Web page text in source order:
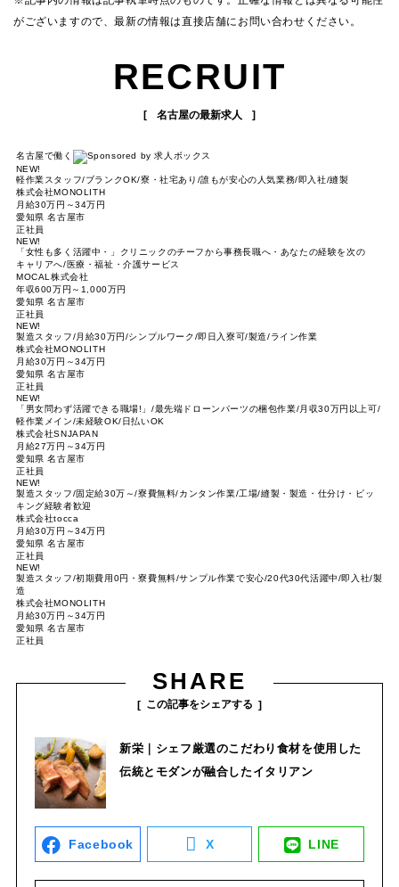
がございますので、最新の情報は直接店舗にお問い合わせください。
RECRUIT
名古屋の最新求人
名古屋で働く
NEW!
軽作業スタッフ/ブランクOK/寮・社宅あり/誰もが安心の人気業務/即入社/縫製
株式会社MONOLITH
月給30万円～34万円
愛知県 名古屋市
正社員
NEW!
「女性も多く活躍中・」クリニックのチーフから事務長職へ・あなたの経験を次の
キャリアへ/医療・福祉・介護サービス
MOCAL株式会社
年収600万円～1,000万円
愛知県 名古屋市
正社員
NEW!
製造スタッフ/月給30万円/シンプルワーク/即日入寮可/製造/ライン作業
株式会社MONOLITH
月給30万円～34万円
愛知県 名古屋市
正社員
NEW!
「男女問わず活躍できる職場!」/最先端ドローンパーツの梱包作業/月収30万円以上可/
軽作業メイン/未経験OK/日払いOK
株式会社SNJAPAN
月給27万円～34万円
愛知県 名古屋市
正社員
NEW!
製造スタッフ/固定給30万～/寮費無料/カンタン作業/工場/縫製・製造・仕分け・ピッ
キング経験者歓迎
株式会社tocca
月給30万円～34万円
愛知県 名古屋市
正社員
NEW!
製造スタッフ/初期費用0円・寮費無料/サンプル作業で安心/20代30代活躍中/即入社/製
造
株式会社MONOLITH
月給30万円～34万円
愛知県 名古屋市
正社員
SHARE
この記事をシェアする
新栄｜シェフ厳選のこだわり食材を使用した
伝統とモダンが融合したイタリアン
Facebook X LINE